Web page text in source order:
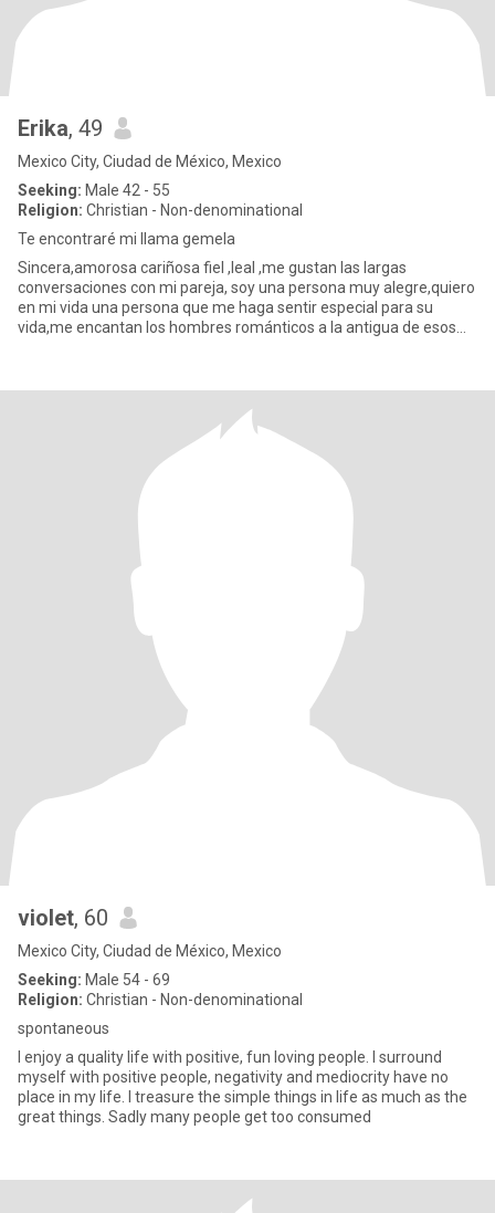
Erika, 49
Mexico City, Ciudad de México, Mexico
Seeking: Male 42 - 55
Religion: Christian - Non-denominational
Te encontraré mi llama gemela
Sincera,amorosa cariñosa fiel ,leal ,me gustan las largas
conversaciones con mi pareja, soy una persona muy alegre,quiero
en mi vida una persona que me haga sentir especial para su
vida,me encantan los hombres románticos a la antigua de esos
violet, 60
Mexico City, Ciudad de México, Mexico
Seeking: Male 54 - 69
Religion: Christian - Non-denominational
spontaneous
I enjoy a quality life with positive, fun loving people. I surround
myself with positive people, negativity and mediocrity have no
place in my life. I treasure the simple things in life as much as the
great things. Sadly many people get too consumed